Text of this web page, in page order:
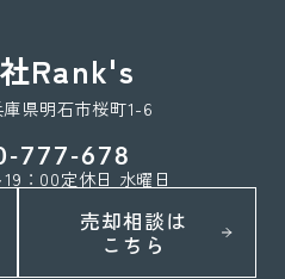
Rank's
県明石市桜町1-6
777-678
：00定休日 水曜日
売却相談は
こちら